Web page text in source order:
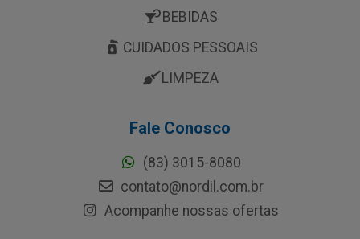
BEBIDAS
CUIDADOS PESSOAIS
LIMPEZA
Fale Conosco
(83) 3015-8080
contato@nordil.com.br
Acompanhe nossas ofertas